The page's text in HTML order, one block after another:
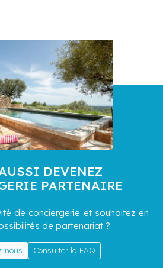
DEVENEZ
PARTENAIRE
de conciergerie et souhaitez en
de partenariat ?
nous Consulter la FAQ